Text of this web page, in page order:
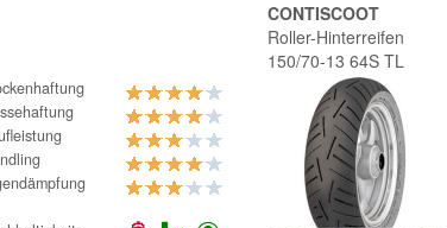
CONTISCOOT
Roller-Hinterreifen
150/70-13 64S TL